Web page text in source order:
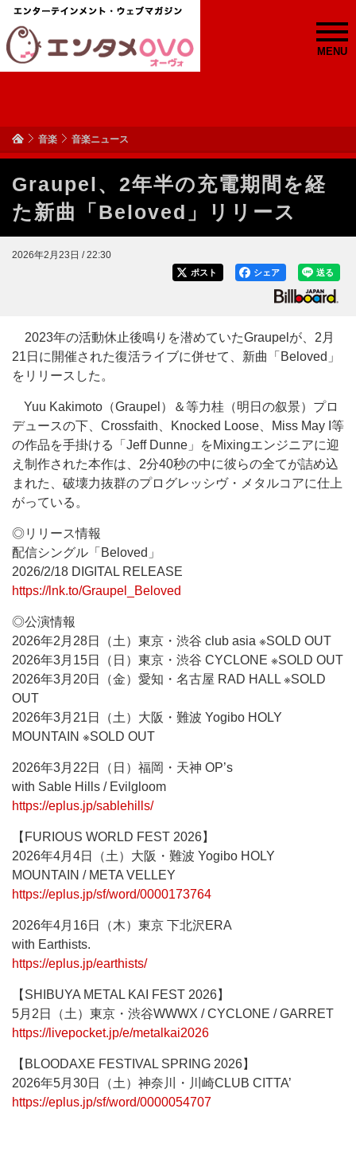
MENU
音楽 音楽ニュース
Graupel、2年半の充電期間を経
た新曲「Beloved」リリース
2026年2月23日 / 22:30
送る
シェア
ポスト
2023年の活動休止後鳴りを潜めていたGraupelが、2月
21日に開催された復活ライブに併せて、新曲「Beloved」
をリリースした。
Yuu Kakimoto（Graupel）＆等力桂（明日の叙景）プロ
デュースの下、Crossfaith、Knocked Loose、Miss May I等
の作品を手掛ける「Jeff Dunne」をMixingエンジニアに迎
え制作された本作は、2分40秒の中に彼らの全てが詰め込
まれた、破壊力抜群のプログレッシヴ・メタルコアに仕上
がっている。
◎リリース情報
配信シングル「Beloved」
2026/2/18 DIGITAL RELEASE
https://lnk.to/Graupel_Beloved
◎公演情報
2026年2月28日（土）東京・渋谷 club asia ※SOLD OUT
2026年3月15日（日）東京・渋谷 CYCLONE ※SOLD OUT
2026年3月20日（金）愛知・名古屋 RAD HALL ※SOLD
OUT
2026年3月21日（土）大阪・難波 Yogibo HOLY
MOUNTAIN ※SOLD OUT
2026年3月22日（日）福岡・天神 OP’s
with Sable Hills / Evilgloom
https://eplus.jp/sablehills/
【FURIOUS WORLD FEST 2026】
2026年4月4日（土）大阪・難波 Yogibo HOLY
MOUNTAIN / META VELLEY
https://eplus.jp/sf/word/0000173764
2026年4月16日（木）東京 下北沢ERA
with Earthists.
https://eplus.jp/earthists/
【SHIBUYA METAL KAI FEST 2026】
5月2日（土）東京・渋谷WWWX / CYCLONE / GARRET
https://livepocket.jp/e/metalkai2026
【BLOODAXE FESTIVAL SPRING 2026】
2026年5月30日（土）神奈川・川崎CLUB CITTA’
https://eplus.jp/sf/word/0000054707